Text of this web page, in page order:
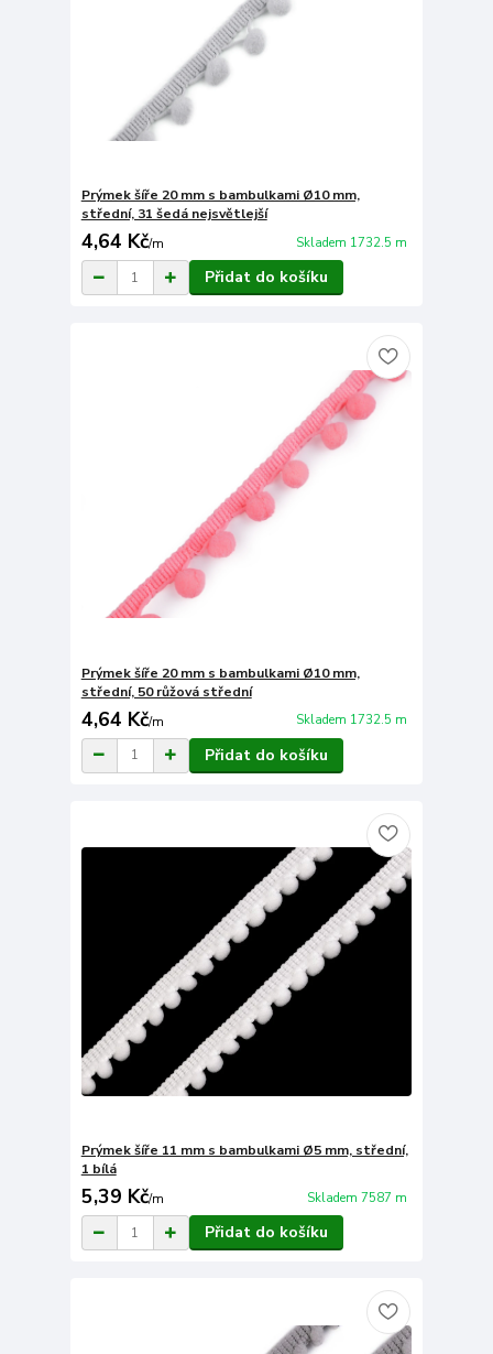
Prýmek šíře 20 mm s bambulkami Ø10 mm,
střední, 31 šedá nejsvětlejší
4,64 Kč/m Skladem 1732.5 m
Přidat do košíku
Prýmek šíře 20 mm s bambulkami Ø10 mm,
střední, 50 růžová střední
4,64 Kč/m Skladem 1732.5 m
Přidat do košíku
Prýmek šíře 11 mm s bambulkami Ø5 mm, střední,
1 bílá
5,39 Kč/m Skladem 7587 m
Přidat do košíku